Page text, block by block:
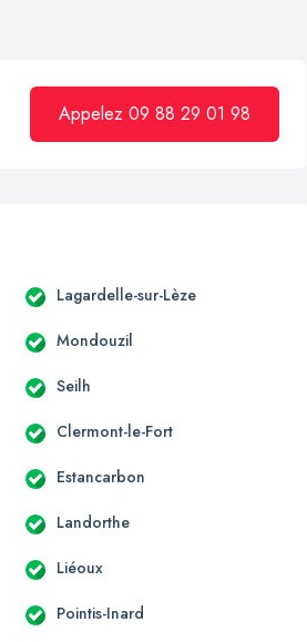
Appelez 09 88 29 01 98
Lagardelle-sur-Lèze
Mondouzil
Seilh
Clermont-le-Fort
Estancarbon
Landorthe
Liéoux
Pointis-Inard